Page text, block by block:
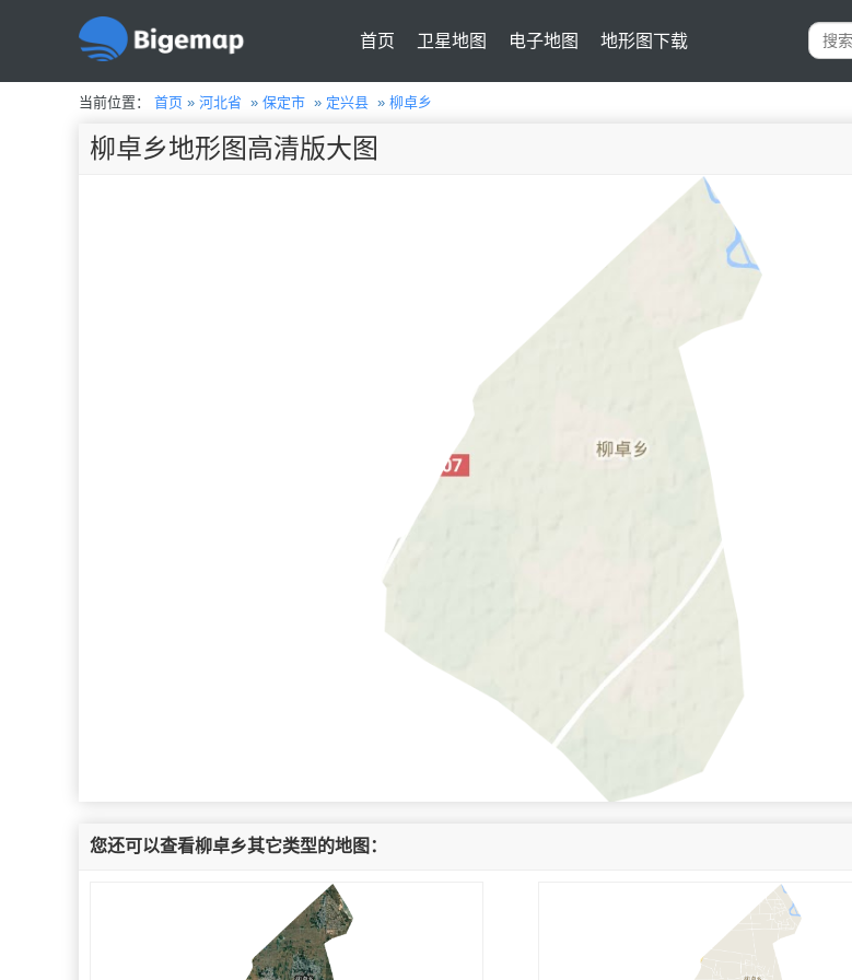
首页 卫星地图 电子地图 地形图下载
当前位置： 首页 » 河北省 » 保定市 » 定兴县 » 柳卓乡
柳卓乡地形图高清版大图
您还可以查看柳卓乡其它类型的地图：